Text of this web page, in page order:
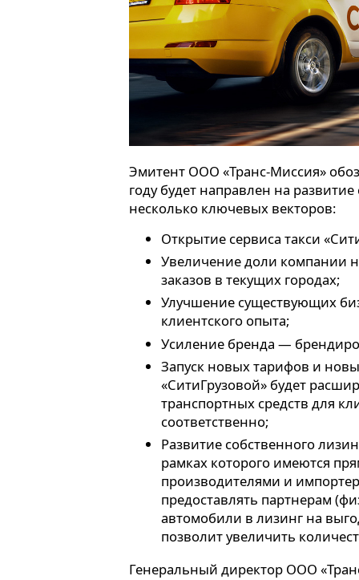
Эмитент ООО «Транс-Миссия»
году будет направлен на
несколько ключевых векторов:
Открытие сервиса такси
Увеличение доли компании
заказов в текущих городах;
Улучшение существующих
клиентского опыта;
Усиление бренда —
Запуск новых тарифов и
«СитиГрузовой» будет
транспортных средств для
соответственно;
Развитие собственного
рамках которого имеются
производителями и
предоставлять партнерам
автомобили в лизинг на
позволит увеличить
Генеральный директор ООО